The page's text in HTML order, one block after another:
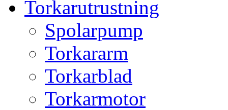
Torkarutrustning
Spolarpump
Torkararm
Torkarblad
Torkarmotor